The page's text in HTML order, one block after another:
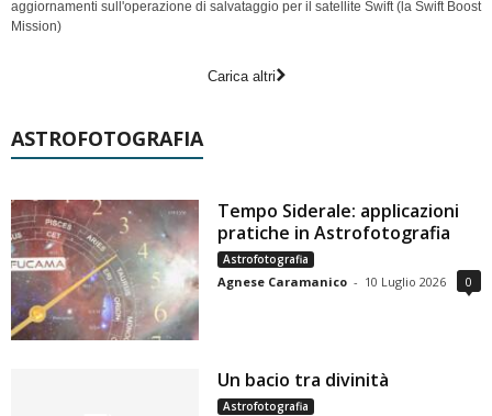
aggiornamenti sull'operazione di salvataggio per il satellite Swift (la Swift Boost
Mission)
Carica altri
ASTROFOTOGRAFIA
Tempo Siderale: applicazioni
pratiche in Astrofotografia
Astrofotografia
Agnese Caramanico - 10 Luglio 2026 0
Un bacio tra divinità
Astrofotografia